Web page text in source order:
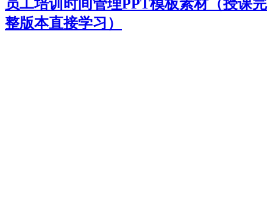
员工培训时间管理PPT模板素材（授课完
整版本直接学习）